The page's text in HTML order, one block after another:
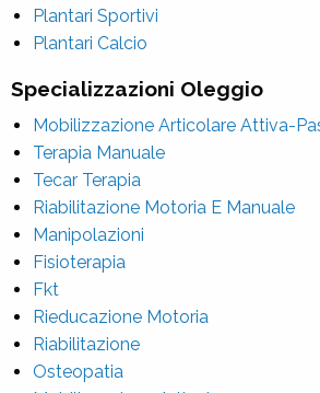
Plantari Sportivi
Plantari Calcio
Specializzazioni Oleggio
Mobilizzazione Articolare Attiva-
Terapia Manuale
Tecar Terapia
Riabilitazione Motoria E Manuale
Manipolazioni
Fisioterapia
Fkt
Rieducazione Motoria
Riabilitazione
Osteopatia